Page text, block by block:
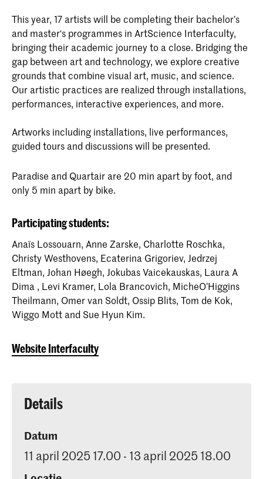
Bachelor ArtScience
De Bachelor ArtScience is een unieke
interdisciplinaire kunstopleiding
aangeboden door de ArtScience
programma stimuleert
nieuwsgierigheidsgedreven onderzoek
This year, 17 artists will be completing their bachelor’s
and master‘s programmes in ArtScience Interfaculty,
bringing their academic journey to a close. Bridging the
gap between art and technology, we explore creative
grounds that combine visual art, music, and science.
Our artistic practices are realized through installations,
performances, interactive experiences, and more.
Artworks including installations, live performances,
guided tours and discussions will be presented.
Paradise and Quartair are 20 min apart by foot, and
only 5 min apart by bike.
Participating students:
Anaïs Lossouarn, Anne Zarske, Charlotte Roschka,
Christy Westhovens, Ecaterina Grigoriev, Jedrzej
Eltman, Johan Høegh, Jokubas Vaicekauskas, Laura A
Dima , Levi Kramer, Lola Brancovich, MicheO’Higgins
Theilmann, Omer van Soldt, Ossip Blits, Tom de Kok,
Wiggo Mott and Sue Hyun Kim.
Website Interfaculty
Details
Datum
11 april 2025 17.00 - 13 april 2025 18.00